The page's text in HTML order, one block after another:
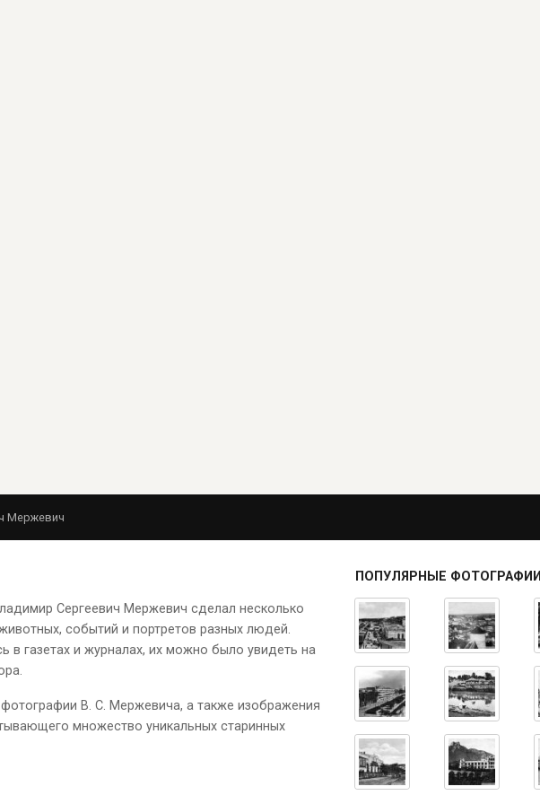
Мержевич
Сергеевич Мержевич сделал несколько
событий и портретов разных людей.
в газетах и журналах, их можно было увидеть на
В. С. Мержевича, а также изображения
множество уникальных старинных
ПОПУЛЯРНЫЕ ФОТОГРАФИИ